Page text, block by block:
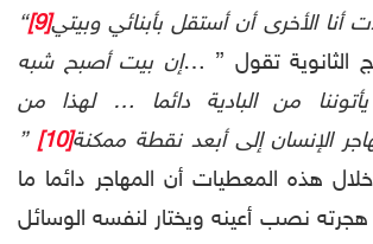
أنا الأخرى أن أستقل بأبنائي وبيتي[9]
“
الثانوية تقول ” …إن بيت أصبح شبه
من البادية دائما … لهذا من
الإنسان إلى أبعد نقطة ممكنة[10]
”
هذه المعطيات أن المهاجر دائما ما
نصب أعينه ويختار لنفسه الوسائل